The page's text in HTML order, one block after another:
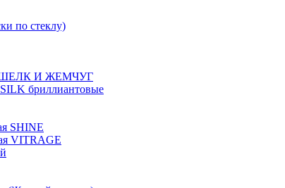
по стеклу)
ШЕЛК И ЖЕМЧУГ
бриллиантовые
SHINE
VITRAGE